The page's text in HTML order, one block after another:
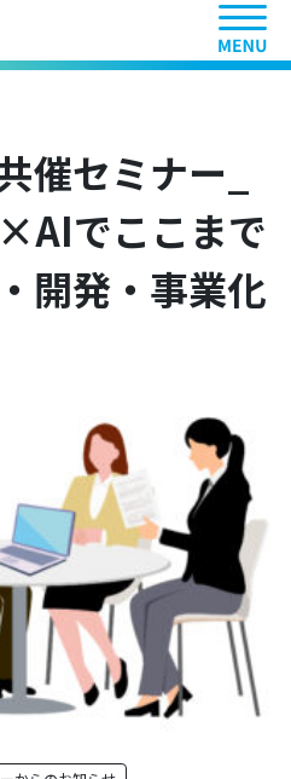
ヘッ
催セミナー_
でここまで
開発・事業化